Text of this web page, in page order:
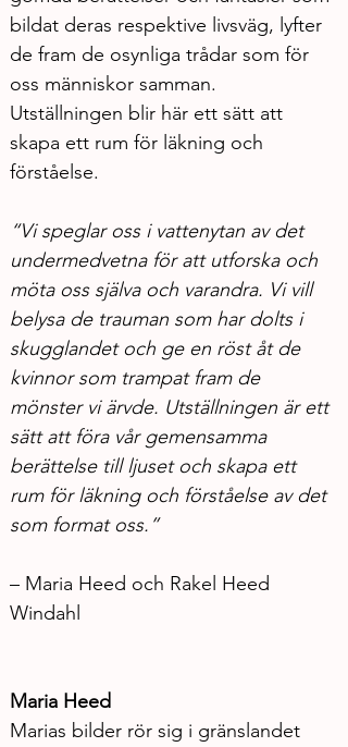
bildat deras respektive livsväg, lyfter
de fram de osynliga trådar som för
oss människor samman.
Utställningen blir här ett sätt att
skapa ett rum för läkning och
förståelse.
“Vi speglar oss i vattenytan av det
undermedvetna för att utforska och
möta oss själva och varandra. Vi vill
belysa de trauman som har dolts i
skugglandet och ge en röst åt de
kvinnor som trampat fram de
mönster vi ärvde. Utställningen är ett
sätt att föra vår gemensamma
berättelse till ljuset och skapa ett
rum för läkning och förståelse av det
som format oss.”
– Maria Heed och Rakel Heed
Windahl
Maria Heed
Marias bilder rör sig i gränslandet